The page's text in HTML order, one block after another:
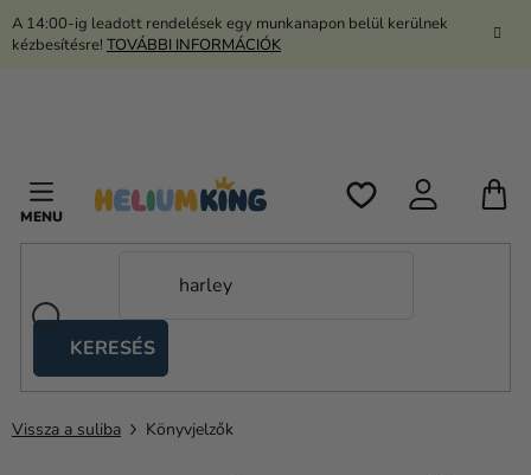
Ugrás
A 14:00-ig leadott rendelések egy munkanapon belül kerülnek
kézbesítésre! TOVÁBBI INFORMÁCIÓK
KERESÉS
sátrak
Kanekalon
Vissza a suliba Könyvjelzők